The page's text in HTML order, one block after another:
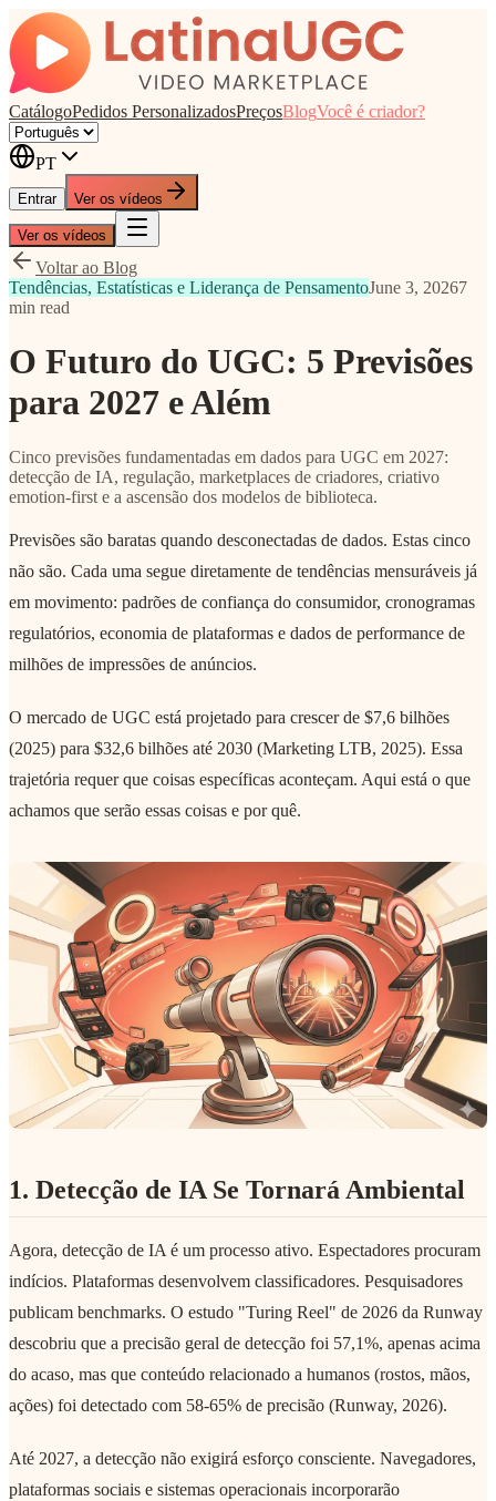
CatálogoPedidos PersonalizadosPreçosBlogVocê é criador?
PT
Entrar Ver os vídeos
Ver os vídeos
Voltar ao Blog
Tendências, Estatísticas e Liderança de PensamentoJune 3, 20267
min read
O Futuro do UGC: 5 Previsões
para 2027 e Além
Cinco previsões fundamentadas em dados para UGC em 2027:
detecção de IA, regulação, marketplaces de criadores, criativo
emotion-first e a ascensão dos modelos de biblioteca.
Previsões são baratas quando desconectadas de dados. Estas cinco
não são. Cada uma segue diretamente de tendências mensuráveis já
em movimento: padrões de confiança do consumidor, cronogramas
regulatórios, economia de plataformas e dados de performance de
milhões de impressões de anúncios.
O mercado de UGC está projetado para crescer de $7,6 bilhões
(2025) para $32,6 bilhões até 2030 (Marketing LTB, 2025). Essa
trajetória requer que coisas específicas aconteçam. Aqui está o que
achamos que serão essas coisas e por quê.
1. Detecção de IA Se Tornará Ambiental
Agora, detecção de IA é um processo ativo. Espectadores procuram
indícios. Plataformas desenvolvem classificadores. Pesquisadores
publicam benchmarks. O estudo "Turing Reel" de 2026 da Runway
descobriu que a precisão geral de detecção foi 57,1%, apenas acima
do acaso, mas que conteúdo relacionado a humanos (rostos, mãos,
ações) foi detectado com 58-65% de precisão (Runway, 2026).
Até 2027, a detecção não exigirá esforço consciente. Navegadores,
plataformas sociais e sistemas operacionais incorporarão